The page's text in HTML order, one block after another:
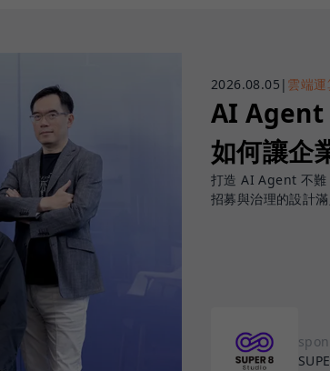
2026.08.05 | 雲端
AI Agent
如何讓企
打造 AI Agent 不難
招募與治理的設計滿